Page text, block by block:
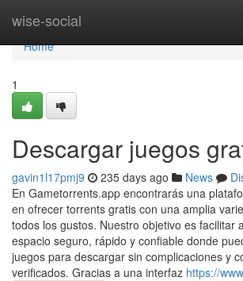
wise-social
Home
Home
1
Descargar juegos
gavin1l17pmj9 235 days ago News
En Gametorrents.app encontrarás una
en ofrecer torrents gratis con una amplia
todos los gustos. Nuestro objetivo es facilitar
espacio seguro, rápido y confiable donde
juegos para descargar sin complicaciones y
verificados. Gracias a una interfaz https://